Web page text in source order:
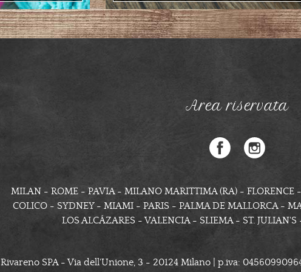
Area riservata
MILAN - ROME - PAVIA - MILANO MARITTIMA (RA) - FLORENCE
COLICO - SYDNEY - MIAMI - PARIS - PALMA DE MALLORCA -
LOS ALCÁZARES - VALENCIA - SLIEMA - ST.
Rivareno SPA - Via dell'Unione, 3 - 20124 Milano | p.iva: